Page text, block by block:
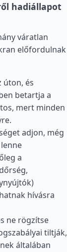
hadiállapot
váratlan
előfordulnak
úton, és
betartja a
mert minden
adjon, még
a
hívásra
ne rögzítse
tiltják,
általában